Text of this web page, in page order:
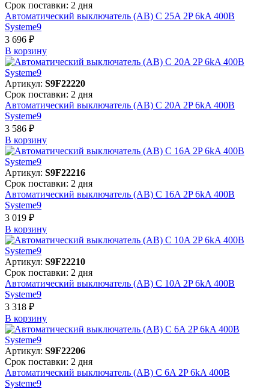
Срок поставки: 2 дня
Автоматический выключатель (АВ) C 25A 2P 6kA 400В
Systeme9
3 696 ₽
В корзинy
Артикул: S9F22220
Срок поставки: 2 дня
Автоматический выключатель (АВ) C 20A 2P 6kA 400В
Systeme9
3 586 ₽
В корзинy
Артикул: S9F22216
Срок поставки: 2 дня
Автоматический выключатель (АВ) C 16A 2P 6kA 400В
Systeme9
3 019 ₽
В корзинy
Артикул: S9F22210
Срок поставки: 2 дня
Автоматический выключатель (АВ) C 10A 2P 6kA 400В
Systeme9
3 318 ₽
В корзинy
Артикул: S9F22206
Срок поставки: 2 дня
Автоматический выключатель (АВ) C 6A 2P 6kA 400В
Systeme9